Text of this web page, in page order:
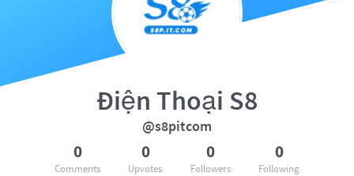
Điện Thoại S8
@s8pitcom
0
Comments
0
Upvotes
0
Followers
0
Following